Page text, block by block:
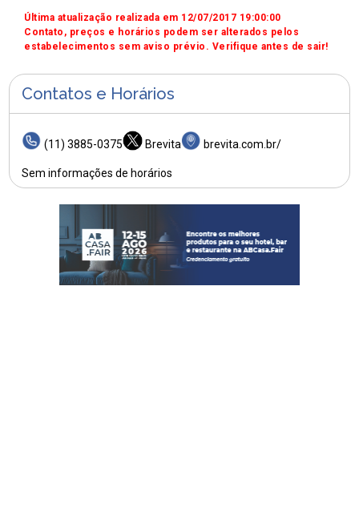
Última atualização realizada em 12/07/2017 19:00:00
Contato, preços e horários podem ser alterados pelos
estabelecimentos sem aviso prévio. Verifique antes de sair!
Contatos e Horários
(11) 3885-0375 Brevita brevita.com.br/
Sem informações de horários